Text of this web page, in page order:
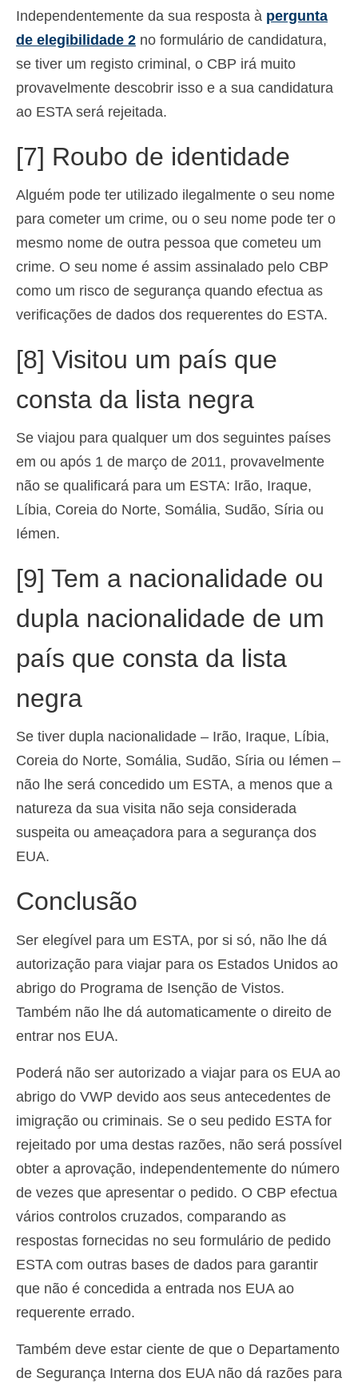
Independentemente da sua resposta à pergunta
de elegibilidade 2 no formulário de candidatura,
se tiver um registo criminal, o CBP irá muito
provavelmente descobrir isso e a sua candidatura
ao ESTA será rejeitada.
[7] Roubo de identidade
Alguém pode ter utilizado ilegalmente o seu nome
para cometer um crime, ou o seu nome pode ter o
mesmo nome de outra pessoa que cometeu um
crime. O seu nome é assim assinalado pelo CBP
como um risco de segurança quando efectua as
verificações de dados dos requerentes do ESTA.
[8] Visitou um país que
consta da lista negra
Se viajou para qualquer um dos seguintes países
em ou após 1 de março de 2011, provavelmente
não se qualificará para um ESTA: Irão, Iraque,
Líbia, Coreia do Norte, Somália, Sudão, Síria ou
Iémen.
[9] Tem a nacionalidade ou
dupla nacionalidade de um
país que consta da lista
negra
Se tiver dupla nacionalidade – Irão, Iraque, Líbia,
Coreia do Norte, Somália, Sudão, Síria ou Iémen –
não lhe será concedido um ESTA, a menos que a
natureza da sua visita não seja considerada
suspeita ou ameaçadora para a segurança dos
EUA.
Conclusão
Ser elegível para um ESTA, por si só, não lhe dá
autorização para viajar para os Estados Unidos ao
abrigo do Programa de Isenção de Vistos.
Também não lhe dá automaticamente o direito de
entrar nos EUA.
Poderá não ser autorizado a viajar para os EUA ao
abrigo do VWP devido aos seus antecedentes de
imigração ou criminais. Se o seu pedido ESTA for
rejeitado por uma destas razões, não será possível
obter a aprovação, independentemente do número
de vezes que apresentar o pedido. O CBP efectua
vários controlos cruzados, comparando as
respostas fornecidas no seu formulário de pedido
ESTA com outras bases de dados para garantir
que não é concedida a entrada nos EUA ao
requerente errado.
Também deve estar ciente de que o Departamento
de Segurança Interna dos EUA não dá razões para